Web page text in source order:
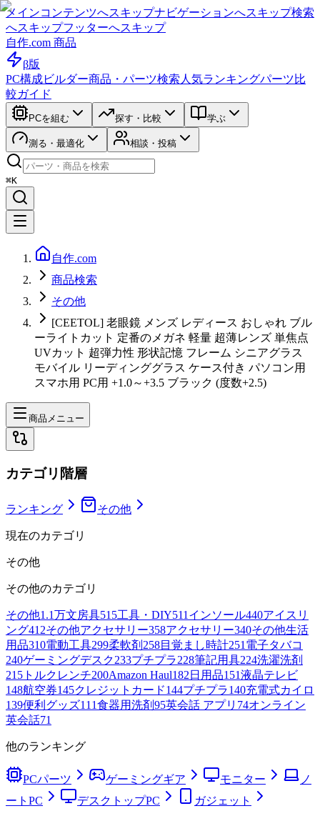
メインコンテンツへスキップナビゲーションへスキップ検索
へスキップフッターへスキップ
自作.com 商品
β版
PC構成ビルダー商品・パーツ検索 人気ランキングパーツ比
較ガイド
PCを組む 探す・比較 学ぶ
測る・最適化 相談・投稿
⌘K
自作.com
商品検索
その他
[CEETOL] 老眼鏡 メンズ レディース おしゃれ ブル
ーライトカット 定番のメガネ 軽量 超薄レンズ 単焦点
UVカット 超弾力性 形状記憶 フレーム シニアグラス
モバイル リーディンググラス ケース付き パソコン用
スマホ用 PC用 +1.0～+3.5 ブラック (度数+2.5)
商品メニュー
カテゴリ階層
ランキング その他
現在のカテゴリ
その他
その他のカテゴリ
その他1.1万文房具515工具・DIY511インソール440アイスリ
ング412その他アクセサリー358アクセサリー340その他生活
用品310電動工具299柔軟剤258目覚まし時計251電子タバコ
240ゲーミングデスク233プチプラ228筆記用具224洗濯洗剤
215 トルクレンチ200Amazon Haul182日用品151液晶テレビ
148航空券145クレジットカード144プチプラ140充電式カイロ
139便利グッズ111食器用洗剤95英会話 アプリ 74オンライン
英会話71
他のランキング
PCパーツ ゲーミングギア モニター
ノ
ートPC
デスクトップPC ガジェット